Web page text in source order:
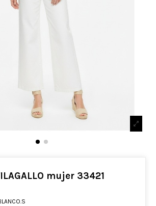
mujer 33421